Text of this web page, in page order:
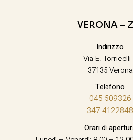
VERONA –
Indirizzo
Via E. Torricelli
37135 Verona
Telefono
045 509326
347 4122848
Orari di